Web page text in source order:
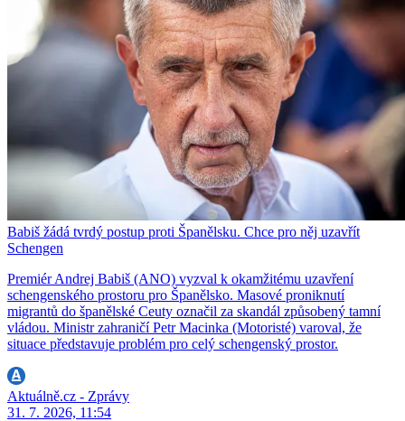
Babiš žádá tvrdý postup proti Španělsku. Chce pro něj uzavřít
Schengen
Premiér Andrej Babiš (ANO) vyzval k okamžitému uzavření
schengenského prostoru pro Španělsko. Masové proniknutí
migrantů do španělské Ceuty označil za skandál způsobený tamní
vládou. Ministr zahraničí Petr Macinka (Motoristé) varoval, že
situace představuje problém pro celý schengenský prostor.
Aktuálně.cz - Zprávy
31. 7. 2026, 11:54